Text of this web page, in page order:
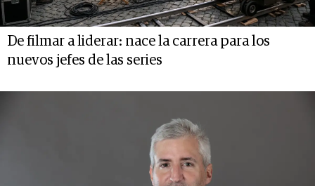
De filmar a liderar: nace la carrera para los
nuevos jefes de las series